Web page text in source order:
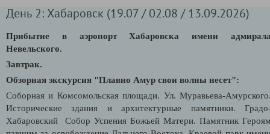
День 2: Хабаровск (19.07 / 02.08 / 13.09.2026)
Прибытие в аэропорт Хабаровска имени
Невельского.
Завтрак.
Обзорная экскурсия "Плавно Амур свои волны несет":
Соборная и Комсомольская площади. Ул. Муравьева-
Исторические здания и архитектурные памятники.
Хабаровский Собор Успения Божьей Матери. Памятник